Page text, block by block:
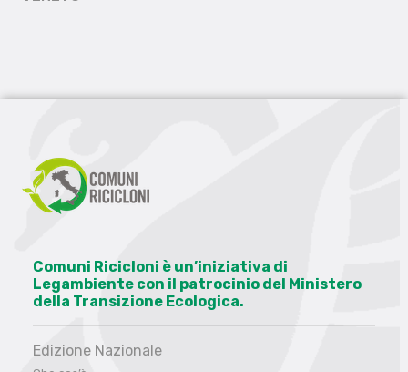
Comuni Ricicloni è un’iniziativa di
Legambiente con il patrocinio del Ministero
della Transizione Ecologica.
Edizione Nazionale